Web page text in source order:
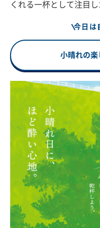
くれる一杯として注目し
今日は
小晴れの楽